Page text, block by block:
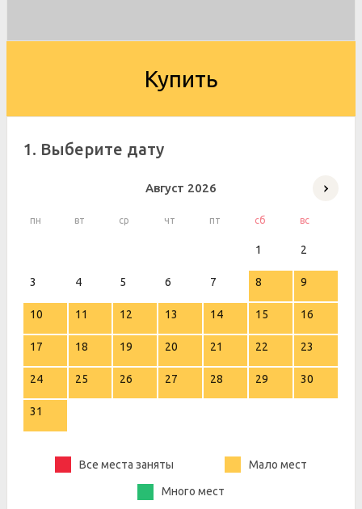
Купить
1. Выберите дату
Август 2026
пн вт ср чт пт сб вс
1 2
3 4 5 6 7 8 9
10 11 12 13 14 15 16
17 18 19 20 21 22 23
24 25 26 27 28 29 30
31
Все места заняты Мало мест
Много мест